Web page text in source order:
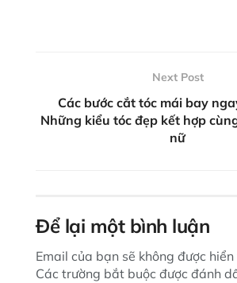
Next Post
Các bước cắt tóc mái bay
Những kiểu tóc đẹp kết hợp
nữ
Để lại một bình luận
Email của bạn sẽ không được
Các trường bắt buộc được đánh